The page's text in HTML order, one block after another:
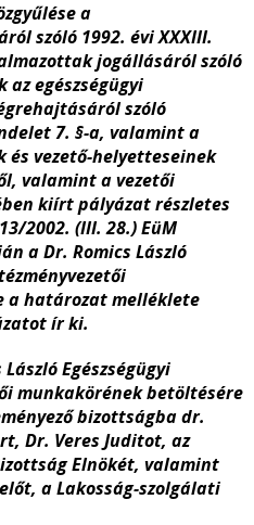
a
szóló 1992. évi XXXIII.
jogállásáról szóló
az egészségügyi
szóló
7. §-a, valamint a
és vezető-helyetteseinek
valamint a vezetői
kiírt pályázat részletes
2002. (III. 28.) EüM
a Dr. Romics László
a határozat melléklete
ír ki.
Egészségügyi
munkakörének betöltésére
bizottságba dr.
Dr. Veres Juditot, az
Elnökét, valamint
a Lakosság-szolgálati